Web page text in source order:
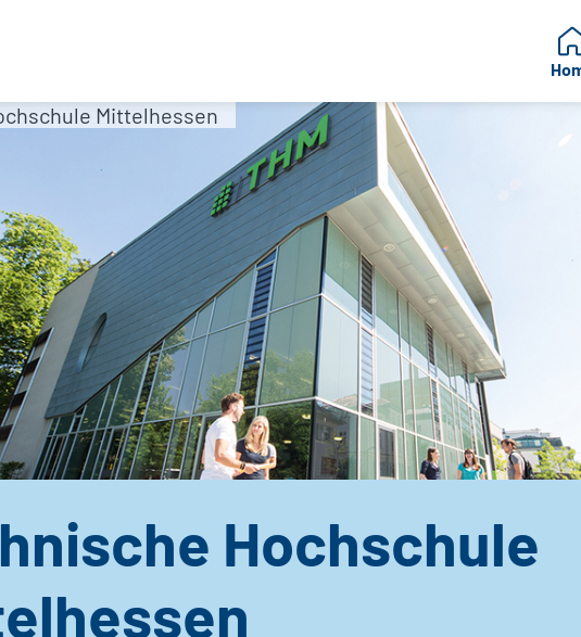
Mittelhessen
Hochschule